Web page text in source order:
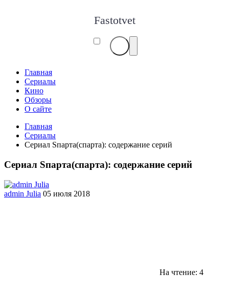
Fastotvet
Главная
Сериалы
Кино
Обзоры
О сайте
Главная
Сериалы
Сериал Sпарта(спарта): содержание серий
Сериал Sпарта(спарта): содержание серий
admin Julia 05 июля 2018
На чтение: 4